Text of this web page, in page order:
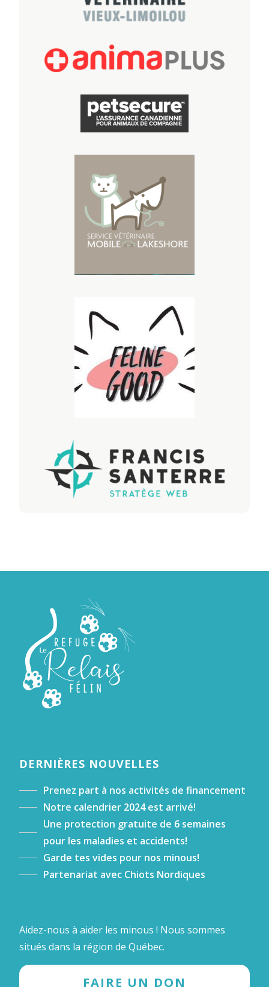
DERNIÈRES NOUVELLES
Prenez part à nos activités de financement
Notre calendrier 2024 est arrivé!
Une protection gratuite de 6 semaines
pour les maladies et accidents!
Garde tes vides pour nos minous!
Partenariat avec Chiots Nordiques
Aidez-nous à aider les minous ! Nous sommes
situés dans la région de Québec.
FAIRE UN DON